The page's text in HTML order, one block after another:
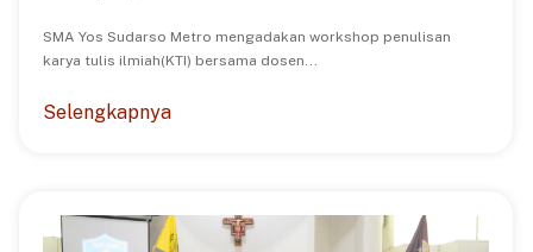
SMA Yos Sudarso Metro mengadakan workshop penulisan
karya tulis ilmiah(KTI) bersama dosen...
Selengkapnya